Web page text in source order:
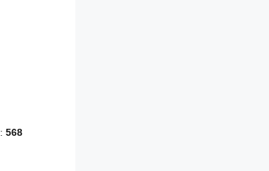
568